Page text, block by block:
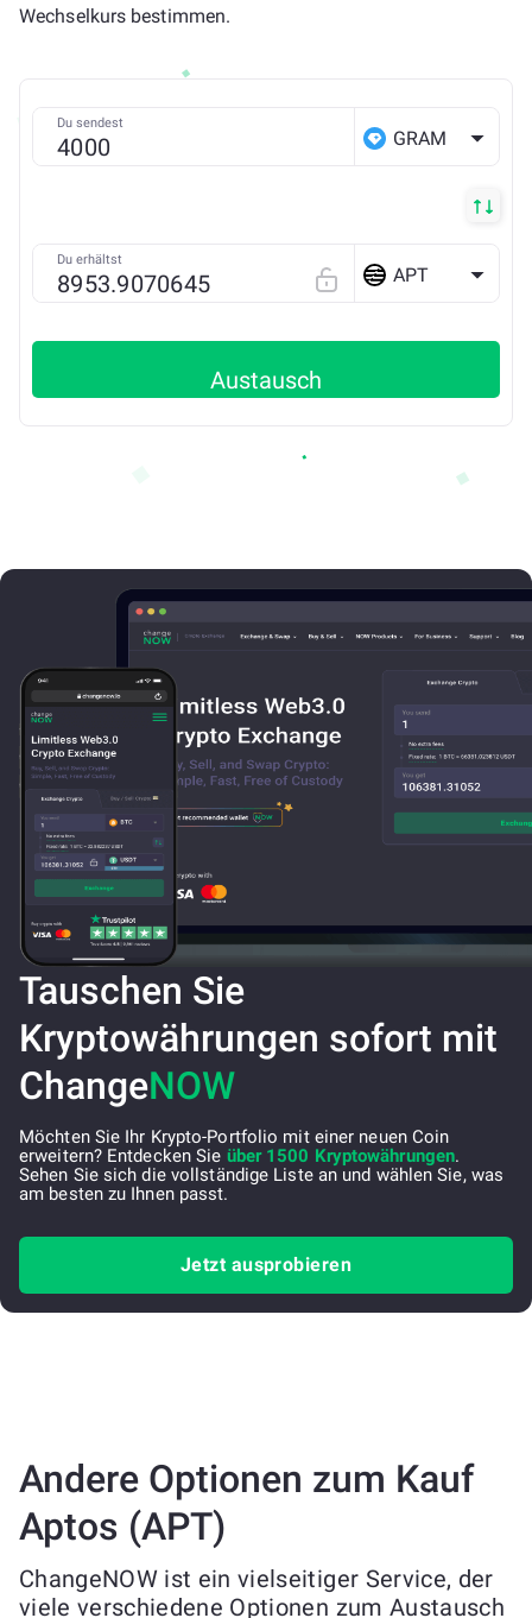
Wechselkurs bestimmen.
Du sendest
GRAM
Du erhältst
APT
Austausch
Tauschen Sie
Kryptowährungen sofort mit
ChangeNOW
Möchten Sie Ihr Krypto-Portfolio mit einer neuen Coin
erweitern? Entdecken Sie über 1500 Kryptowährungen.
Sehen Sie sich die vollständige Liste an und wählen Sie, was
am besten zu Ihnen passt.
Jetzt ausprobieren
Andere Optionen zum Kauf
Aptos (APT)
ChangeNOW ist ein vielseitiger Service, der
viele verschiedene Optionen zum Austausch